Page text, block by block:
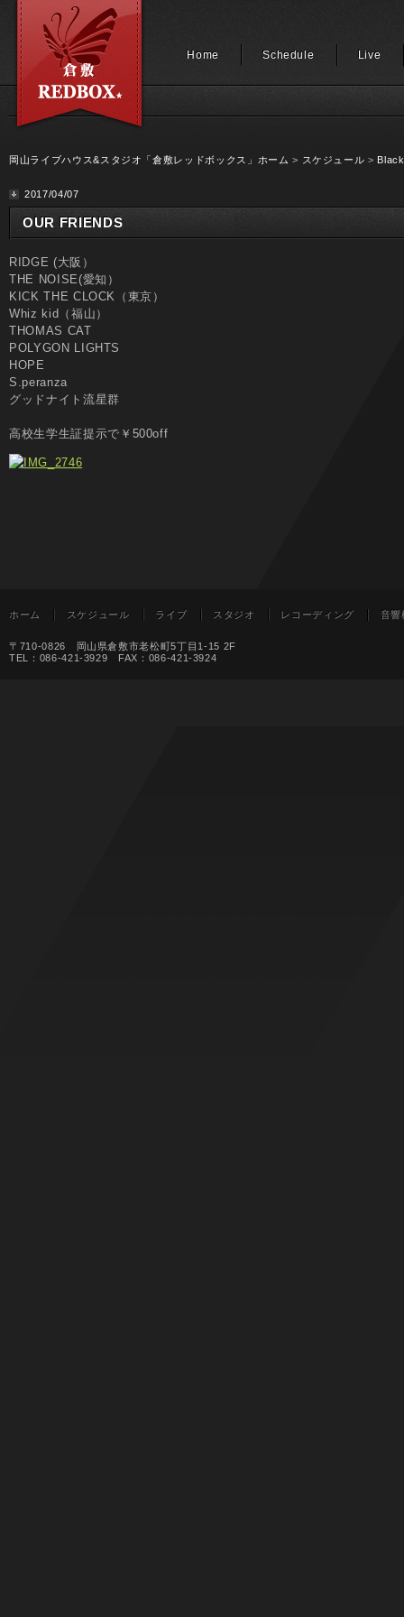
Home Schedule Live
岡山ライブハウス&スタジオ「倉敷レッドボックス」ホーム > スケジュール >
2017/04/07
OUR FRIENDS
RIDGE (大阪）
THE NOISE(愛知）
KICK THE CLOCK（東京）
Whiz kid（福山）
THOMAS CAT
POLYGON LIGHTS
HOPE
S.peranza
グッドナイト流星群
高校生学生証提示で￥500off
ホーム スケジュール ライブ スタジオ レコーディング 音響
〒710-0826 岡山県倉敷市老松町5丁目1-15 2F
TEL：086-421-3929 FAX：086-421-3924